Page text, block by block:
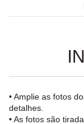
• Amplie as fotos
detalhes.
• As fotos são